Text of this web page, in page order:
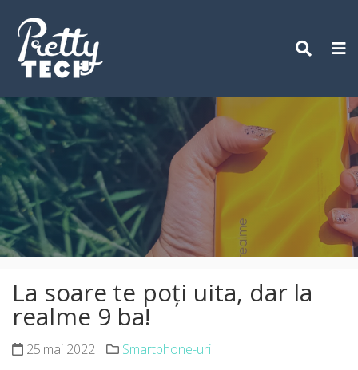
content
La soare te poți uita, dar la
realme 9 ba!
25 mai 2022 Smartphone-uri